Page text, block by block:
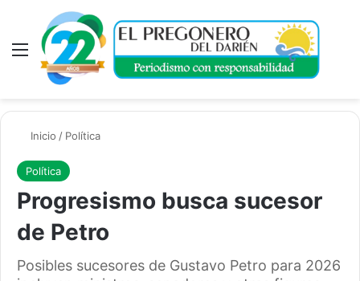
Menú
Inicio / Política
Política
Progresismo busca sucesor
de Petro
Posibles sucesores de Gustavo Petro para 2026